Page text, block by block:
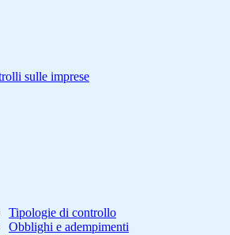
sulle imprese
Tipologie di controllo
Obblighi e adempimenti